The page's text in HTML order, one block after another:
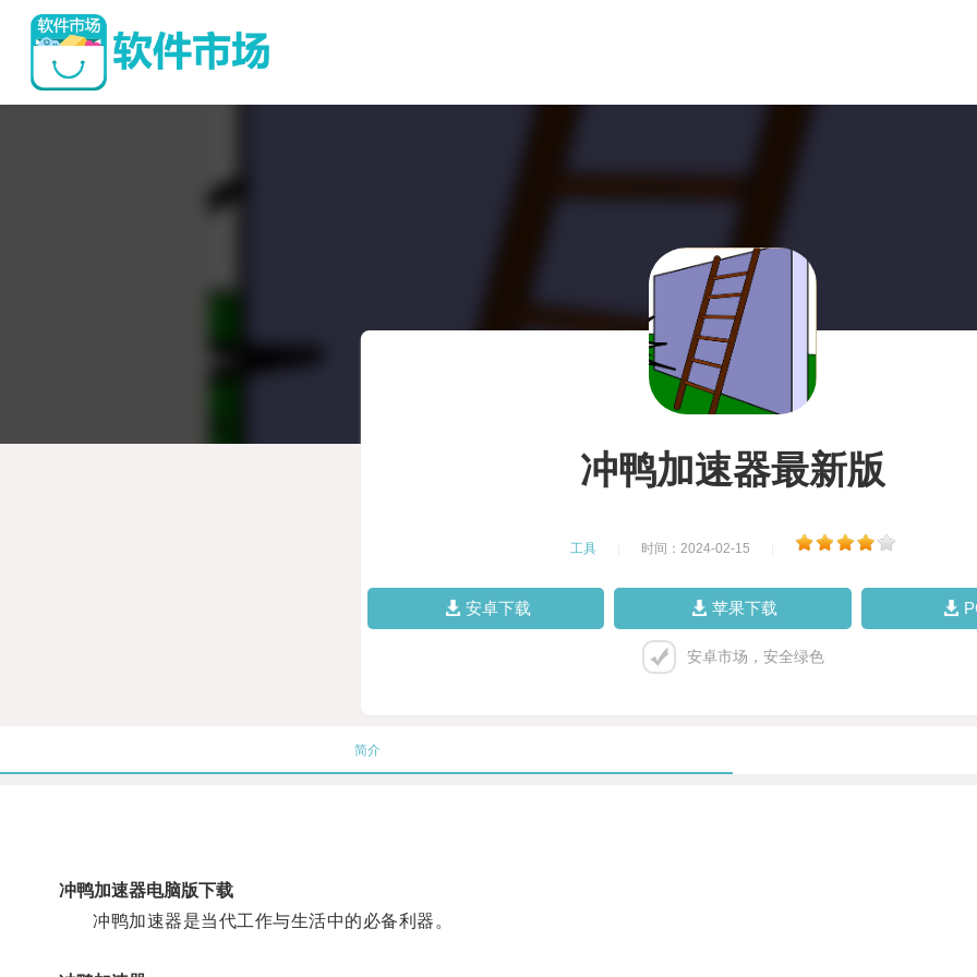
冲鸭加速器最新版
工具 时间：2024-02-15
安卓下载 苹果下载
安卓市场，安全绿色
简介
冲鸭加速器电脑版下载
冲鸭加速器是当代工作与生活中的必备利器。